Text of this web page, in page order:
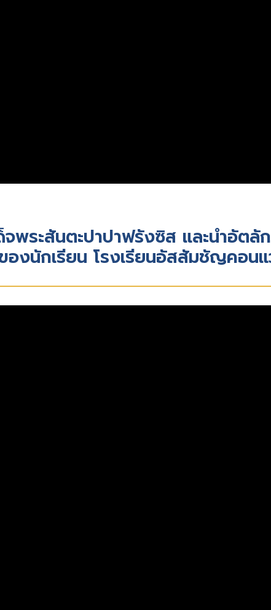
จพระสันตะปาปาฟรังซิส และนำอัต
องนักเรียน โรงเรียนอัสสัมชัญคอน